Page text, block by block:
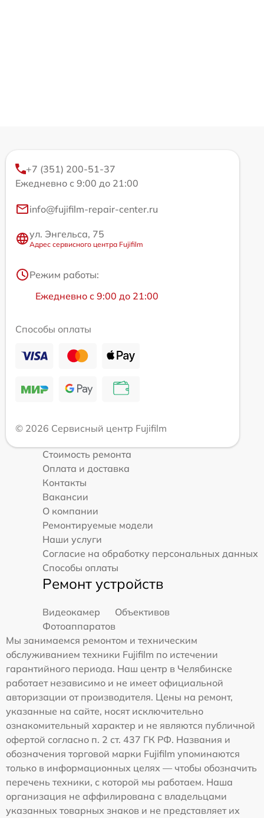
+7 (351) 200-51-37
Ежедневно с 9:00 до 21:00
info@fujifilm-repair-center.ru
ул. Энгельса, 75
Адрес сервисного центра Fujifilm
Режим работы:
Ежедневно с 9:00 до 21:00
Способы оплаты
© 2026 Сервисный центр Fujifilm
Стоимость ремонта
Оплата и доставка
Контакты
Вакансии
О компании
Ремонтируемые модели
Наши услуги
Согласие на обработку персональных данных
Способы оплаты
Ремонт устройств
Видеокамер
Объективов
Фотоаппаратов
Мы занимаемся ремонтом и техническим
обслуживанием техники Fujifilm по истечении
гарантийного периода. Наш центр в Челябинске
работает независимо и не имеет официальной
авторизации от производителя. Цены на ремонт,
указанные на сайте, носят исключительно
ознакомительный характер и не являются публичной
офертой согласно п. 2 ст. 437 ГК РФ. Названия и
обозначения торговой марки Fujifilm упоминаются
только в информационных целях — чтобы обозначить
перечень техники, с которой мы работаем. Наша
организация не аффилирована с владельцами
указанных товарных знаков и не представляет их